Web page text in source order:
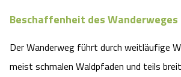
Beschaffenheit des Wanderweges
Der Wanderweg führt durch weitläufige
meist schmalen Waldpfaden und teils